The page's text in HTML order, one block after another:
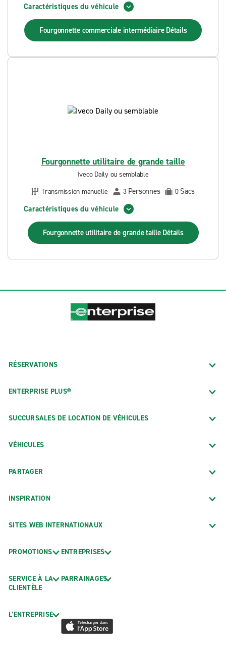
Caractéristiques du véhicule
Fourgonnette commerciale intermédiaire Détails
Fourgonnette utilitaire de grande taille
Iveco Daily ou semblable
Transmission manuelle
3 Personnes 0 Sacs
Caractéristiques du véhicule
Fourgonnette utilitaire de grande taille Détails
RÉSERVATIONS
ENTERPRISE PLUS®
SUCCURSALES DE LOCATION DE VÉHICULES
VÉHICULES
PARTAGER
INSPIRATION
SITES WEB INTERNATIONAUX
PROMOTIONS
SERVICE À LA
CLIENTÈLE
L’ENTREPRISE
ENTREPRISES
PARRAINAGES